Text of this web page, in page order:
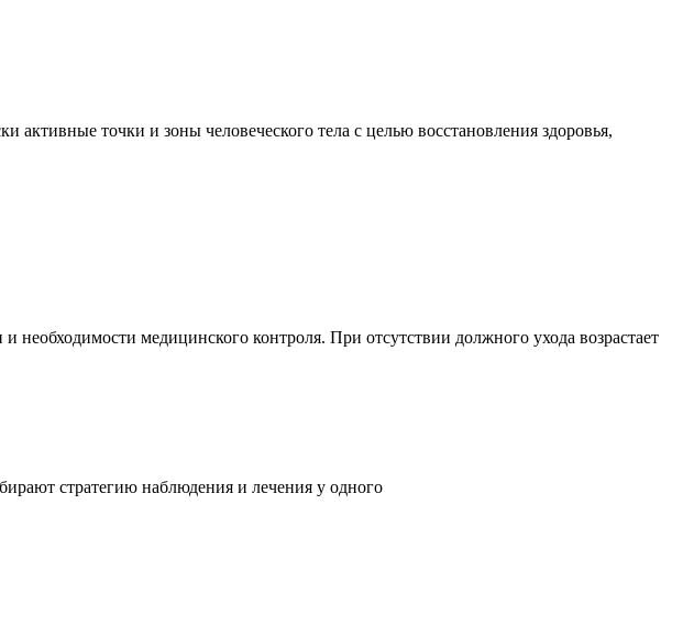
точки и зоны человеческого тела с целью восстановления здоровья,
необходимости медицинского контроля. При отсутствии должного ухода возрастает
стратегию наблюдения и лечения у одного